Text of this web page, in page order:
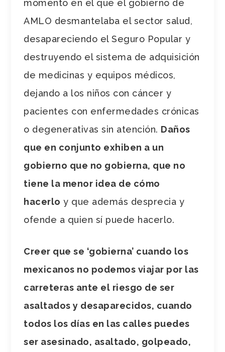
momento en el que el gobierno de
AMLO desmantelaba el sector salud,
desapareciendo el Seguro Popular y
destruyendo el sistema de adquisición
de medicinas y equipos médicos,
dejando a los niños con cáncer y
pacientes con enfermedades crónicas
o degenerativas sin atención. Daños
que en conjunto exhiben a un
gobierno que no gobierna, que no
tiene la menor idea de cómo
hacerlo y que además desprecia y
ofende a quien sí puede hacerlo.
Creer que se ‘gobierna’ cuando los
mexicanos no podemos viajar por las
carreteras ante el riesgo de ser
asaltados y desaparecidos, cuando
todos los días en las calles puedes
ser asesinado, asaltado, golpeado,